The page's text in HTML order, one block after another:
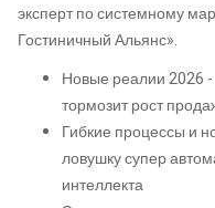
эксперт по системному
Гостиничный Альянс».
Новые реалии 2026
тормозит рост
Гибкие процессы и
ловушку супер
интеллекта